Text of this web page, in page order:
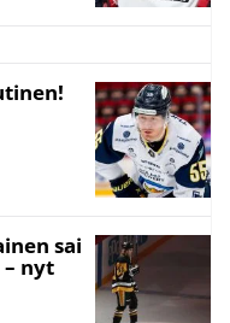
sai
nyt